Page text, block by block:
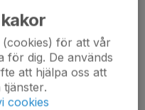
för att vår
för dig. De används
att hjälpa oss att
cookies